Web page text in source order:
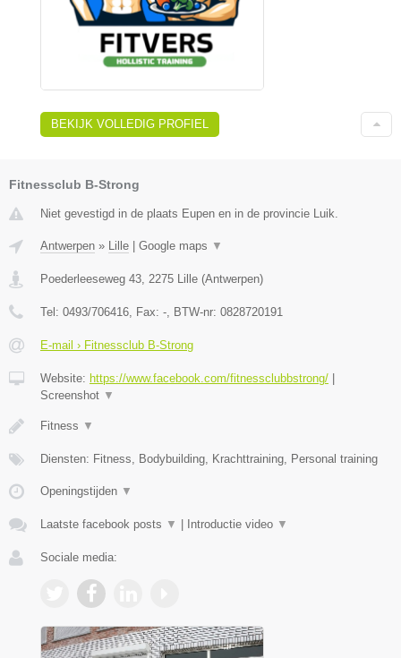
BEKIJK VOLLEDIG PROFIEL
Fitnessclub B-Strong
Niet gevestigd in de plaats Eupen en in de provincie Luik.
Antwerpen » Lille | Google maps ▼
Poederleeseweg 43 2275 Lille (Antwerpen)
Tel: 0493/706416 , Fax: - , BTW-nr: 0828720191
E-mail › Fitnessclub B-Strong
Website: https://www.facebook.com/fitnessclubbstrong/ |
Screenshot ▼
Fitness ▼
Diensten: Fitness, Bodybuilding, Krachttraining, Personal training
Openingstijden ▼
Laatste facebook posts ▼ | Introductie video ▼
Sociale media: